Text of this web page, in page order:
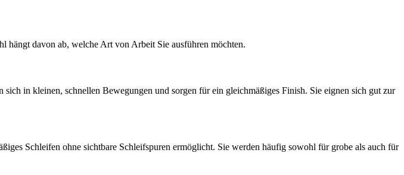
hängt davon ab, welche Art von Arbeit Sie ausführen möchten.
in kleinen, schnellen Bewegungen und sorgen für ein gleichmäßiges Finish. Sie eignen sich gut zur
Schleifen ohne sichtbare Schleifspuren ermöglicht. Sie werden häufig sowohl für grobe als auch für